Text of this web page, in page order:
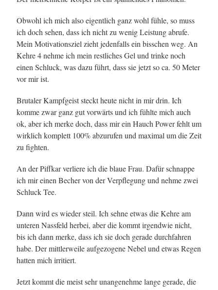
Obwohl ich mich also eigentlich ganz wohl fühle, so muss
ich doch sehen, dass ich nicht zu wenig Leistung abrufe.
Mein Motivationsziel zieht jedenfalls ein bisschen weg. An
Kehre 4 nehme ich mein restliches Gel und trinke noch
einen Schluck, was dazu führt, dass sie jetzt so ca. 50 Meter
vor mir ist.
Brutaler Kampfgeist steckt heute nicht in mir drin. Ich
komme zwar ganz gut vorwärts und ich fühlte mich auch
ok, aber ich merke doch, dass mir ein Hauch Power fehlt um
wirklich komplett 100% abzurufen und maximal um die Zeit
zu fighten.
An der Piffkar verliere ich die blaue Frau. Dafür schnappe
ich mir einen Becher von der Verpflegung und nehme zwei
Schluck Tee.
Dann wird es wieder steil. Ich sehne etwas die Kehre am
unteren Nassfeld herbei, aber die kommt irgendwie nicht,
bis ich dann merke, dass ich sie doch gerade durchfahren
habe. Der mittlerweile aufgezogene Nebel und etwas Regen
hatten mich irritiert.
Jetzt kommt die meist sehr unangenehme lange gerade, die